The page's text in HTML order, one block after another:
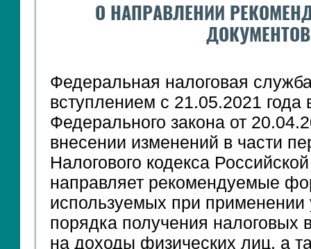
О НАПРАВЛЕНИИ
ДОКУМЕНТОВ
Федеральная налоговая
вступлением с 21.05.2021
Федерального закона от
внесении изменений в части
Налогового кодекса
направляет рекомендуемые
используемых при применении
порядка получения налоговых
на доходы физических лиц, а